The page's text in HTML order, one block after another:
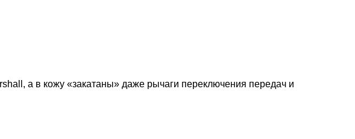
а в кожу «закатаны» даже рычаги переключения передач и